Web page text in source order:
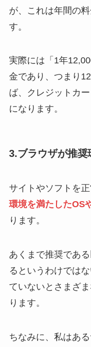
が、これは年間の
す。
実際には「1年
金であり、つまり
ば、クレジットカ
になります。
3.ブラウザが推
サイトやソフトを
環境を満たしたOS
ります。
あくまで推奨であ
るというわけでは
ていないとさまざ
ります。
ちなみに、私はあ